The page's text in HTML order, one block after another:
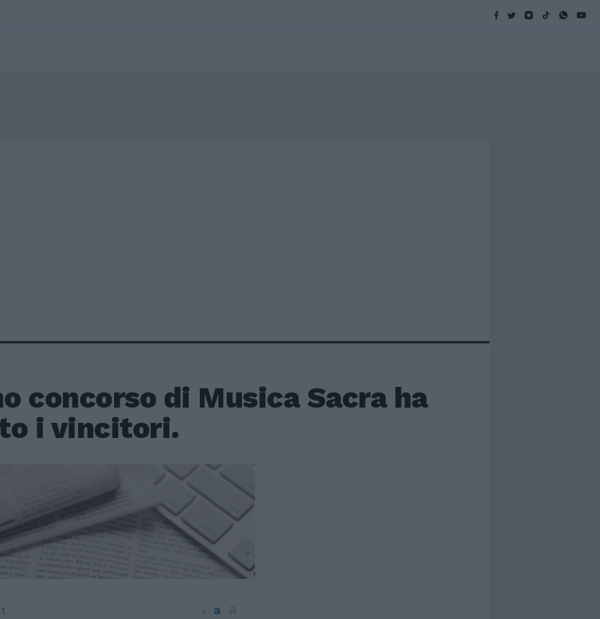
concorso di Musica Sacra ha
i vincitori.
a